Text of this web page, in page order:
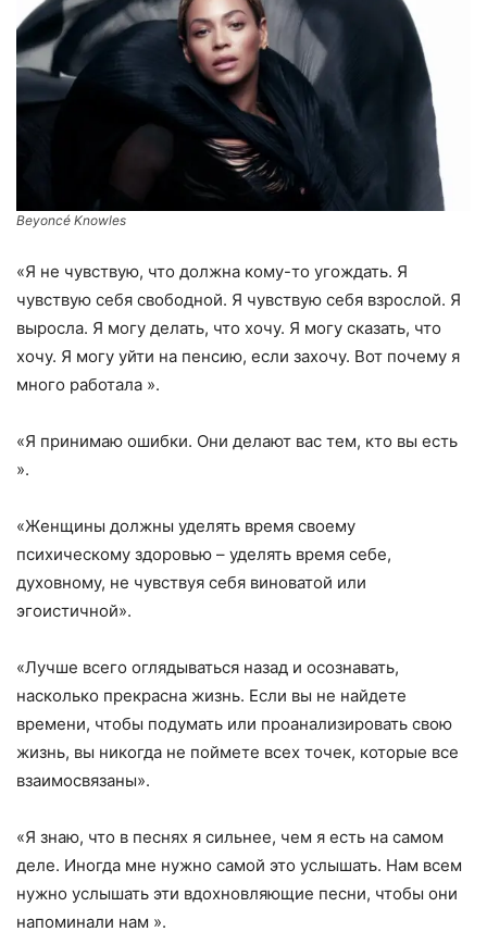
Beyoncé Knowles
«Я не чувствую, что должна кому-то угождать. Я
чувствую себя свободной. Я чувствую себя взрослой. Я
выросла. Я могу делать, что хочу. Я могу сказать, что
хочу. Я могу уйти на пенсию, если захочу. Вот почему я
много работала ».
«Я принимаю ошибки. Они делают вас тем, кто вы есть
».
«Женщины должны уделять время своему
психическому здоровью – уделять время себе,
духовному, не чувствуя себя виноватой или
эгоистичной».
«Лучше всего оглядываться назад и осознавать,
насколько прекрасна жизнь. Если вы не найдете
времени, чтобы подумать или проанализировать свою
жизнь, вы никогда не поймете всех точек, которые все
взаимосвязаны».
«Я знаю, что в песнях я сильнее, чем я есть на самом
деле. Иногда мне нужно самой это услышать. Нам всем
нужно услышать эти вдохновляющие песни, чтобы они
напоминали нам ».